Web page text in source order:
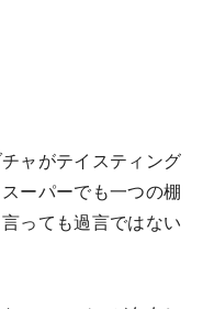
ャがテイスティング
ーパーでも一つの棚
っても過言ではない